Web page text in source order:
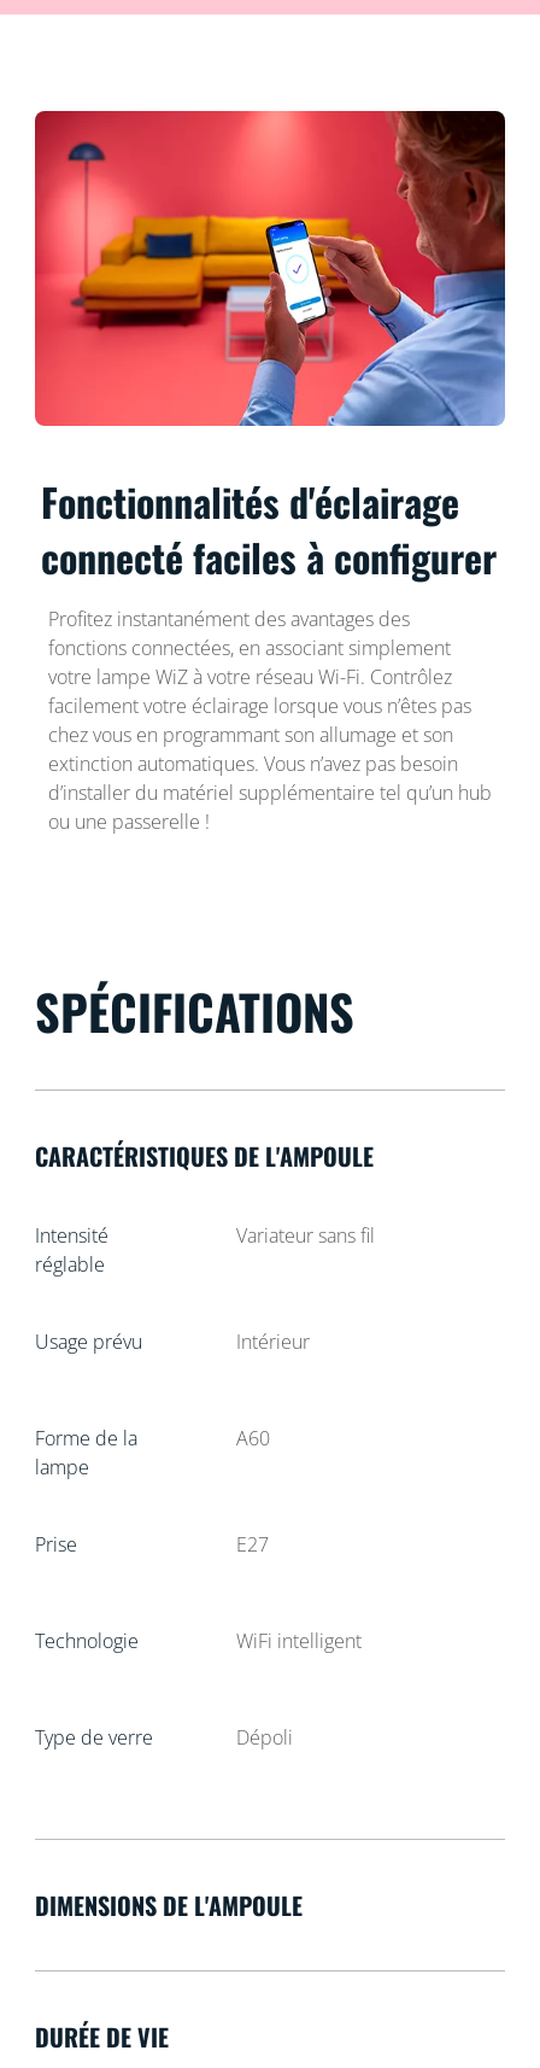
Fonctionnalités d'éclairage
connecté faciles à configurer
Profitez instantanément des avantages des
fonctions connectées, en associant simplement
votre lampe WiZ à votre réseau Wi-Fi. Contrôlez
facilement votre éclairage lorsque vous n’êtes pas
chez vous en programmant son allumage et son
extinction automatiques. Vous n’avez pas besoin
d’installer du matériel supplémentaire tel qu’un hub
ou une passerelle !
SPÉCIFICATIONS
CARACTÉRISTIQUES DE L'AMPOULE
Intensité
réglable
Variateur sans fil
Usage prévu Intérieur
Forme de la
lampe
A60
Prise E27
Technologie WiFi intelligent
Type de verre Dépoli
DIMENSIONS DE L'AMPOULE
DURÉE DE VIE